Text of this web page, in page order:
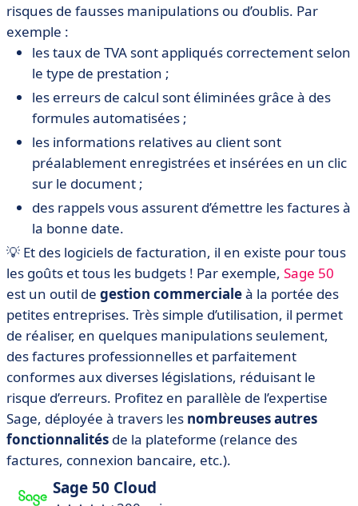
risques de fausses manipulations ou d’oublis. Par
exemple :
les taux de TVA sont appliqués correctement selon
le type de prestation ;
les erreurs de calcul sont éliminées grâce à des
formules automatisées ;
les informations relatives au client sont
préalablement enregistrées et insérées en un clic
sur le document ;
des rappels vous assurent d’émettre les factures à
la bonne date.
💡 Et des logiciels de facturation, il en existe pour tous
les goûts et tous les budgets ! Par exemple, Sage 50
est un outil de gestion commercialeà la portée des
petites entreprises. Très simple d’utilisation, il permet
de réaliser, en quelques manipulations seulement,
des factures professionnelles et parfaitement
conformes aux diverses législations, réduisant le
risque d’erreurs. Profitez en parallèle de l’expertise
Sage, déployée à travers les nombreuses autres
fonctionnalités de la plateforme (relance des
factures, connexion bancaire, etc.).
Sage 50 Cloud